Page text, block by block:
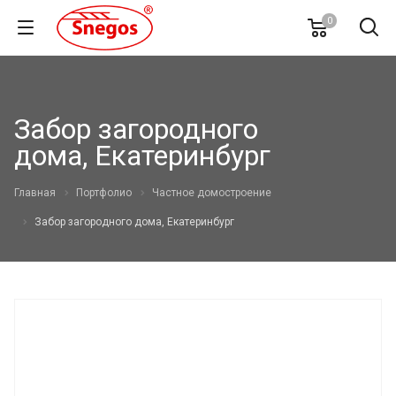
0
Забор загородного
дома, Екатеринбург
Главная Портфолио Частное домостроение
Забор загородного дома, Екатеринбург